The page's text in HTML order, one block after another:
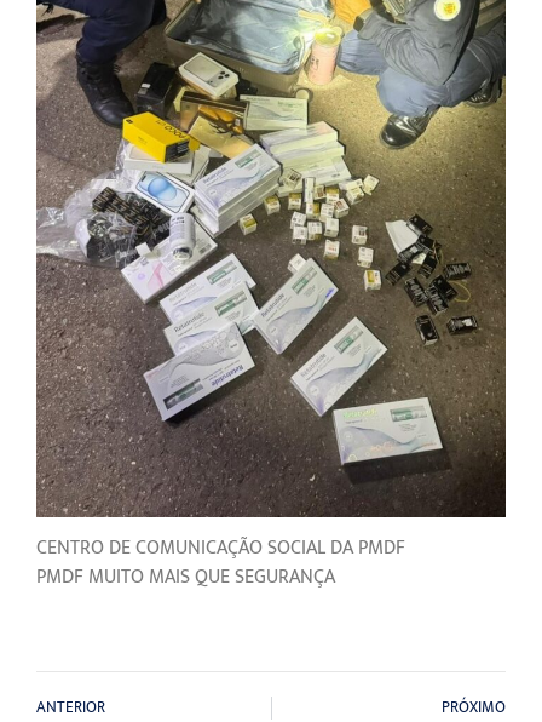
CENTRO DE COMUNICAÇÃO SOCIAL DA PMDF
PMDF MUITO MAIS QUE SEGURANÇA
ANTERIOR PRÓXIMO